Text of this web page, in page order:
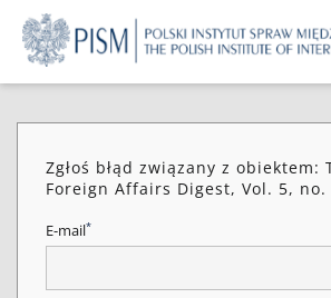
Zgłoś błąd związany z obiektem:
Foreign Affairs Digest, Vol. 5, no.
E-mail*